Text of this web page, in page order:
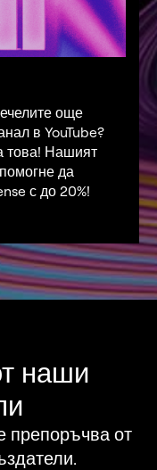
още
в YouTube?
това! Нашият
да
с до 20%!
наши
препоръчва от